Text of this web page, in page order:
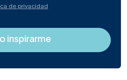
de privacidad